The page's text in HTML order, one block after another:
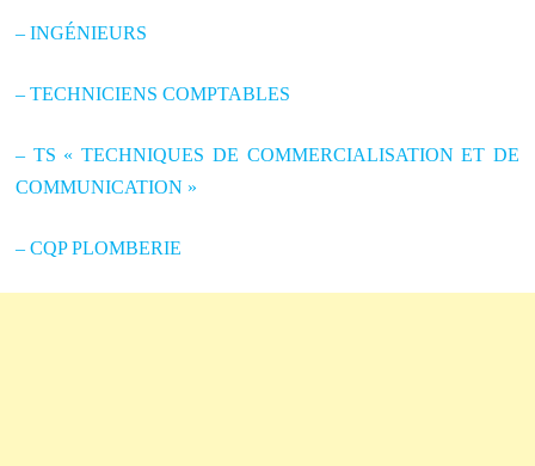
– INGÉNIEURS
– TECHNICIENS COMPTABLES
– TS « TECHNIQUES DE COMMERCIALISATION ET DE
COMMUNICATION »
– CQP PLOMBERIE